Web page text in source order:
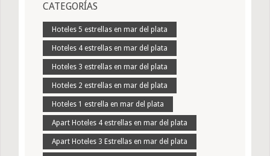
CATEGORÍAS
Hoteles 5 estrellas en mar del plata
Hoteles 4 estrellas en mar del plata
Hoteles 3 estrellas en mar del plata
Hoteles 2 estrellas en mar del plata
Hoteles 1 estrella en mar del plata
Apart Hoteles 4 estrellas en mar del plata
Apart Hoteles 3 Estrellas en mar del plata